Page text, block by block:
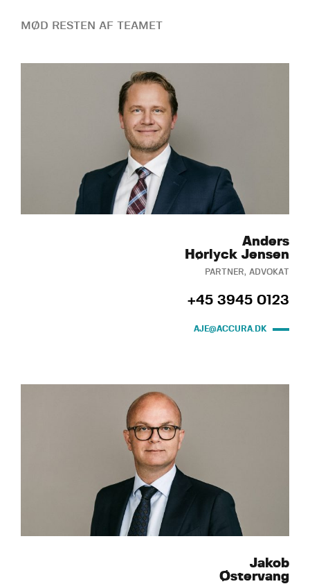
MØD RESTEN AF TEAMET
Anders
Hørlyck Jensen
PARTNER, ADVOKAT
+45 3945 0123
AJE@ACCURA.DK
Jakob
Østervang